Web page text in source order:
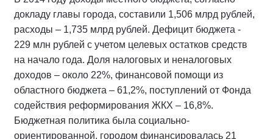
докладу главы города, составили 1,506 млрд рублей,
расходы – 1,735 млрд рублей. Дефицит бюджета -
229 млн рублей с учетом целевых остатков средств
на начало года. Доля налоговых и неналоговых
доходов – около 22%, финансовой помощи из
областного бюджета – 61,2%, поступлений от Фонда
содействия реформирования ЖКХ – 16,8%.
Бюджетная политика была социально-
ориентированной, городом финансировалась 21